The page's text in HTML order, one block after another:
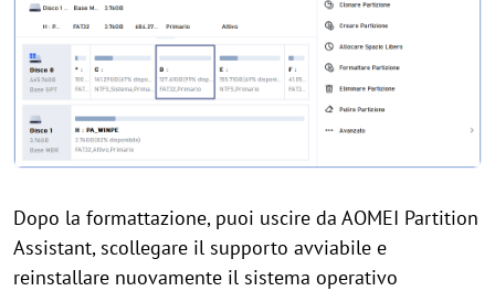
Dopo la formattazione, puoi uscire da AOMEI Partition
Assistant, scollegare il supporto avviabile e
reinstallare nuovamente il sistema operativo